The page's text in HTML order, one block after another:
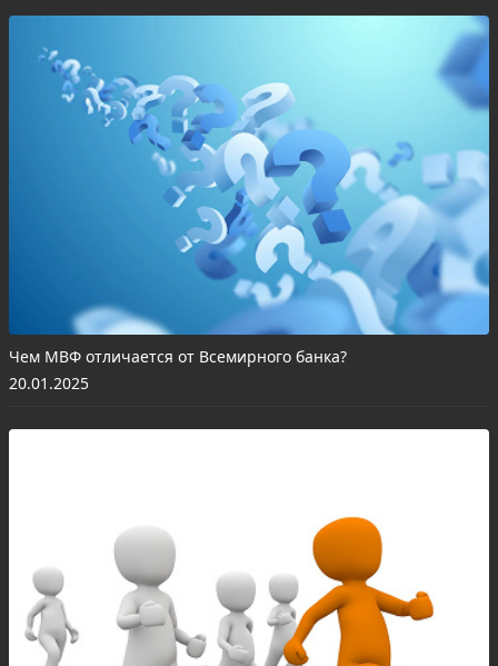
Чем МВФ отличается от Всемирного банка?
20.01.2025